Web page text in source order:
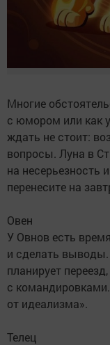
Многие
с юмором или как
ждать не стоит:
вопросы. Луна в
на несерьезность
перенесите на
Овен
У Овнов есть
и сделать выводы.
планирует
с
от идеализма».
Телец